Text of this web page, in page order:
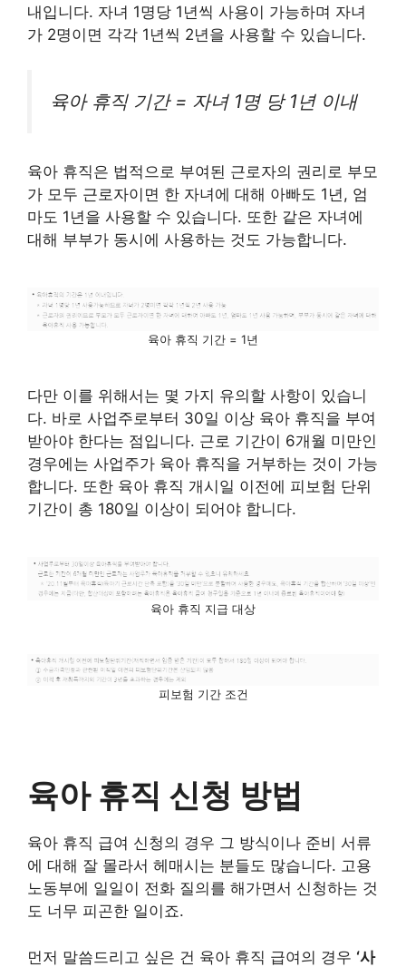
내입니다. 자녀 1명당 1년씩 사용이 가능하며 자녀
가 2명이면 각각 1년씩 2년을 사용할 수 있습니다.
육아 휴직 기간 = 자녀 1명 당 1년 이내
육아 휴직은 법적으로 부여된 근로자의 권리로 부모
가 모두 근로자이면 한 자녀에 대해 아빠도 1년, 엄
마도 1년을 사용할 수 있습니다. 또한 같은 자녀에
대해 부부가 동시에 사용하는 것도 가능합니다.
육아 휴직 기간 = 1년
다만 이를 위해서는 몇 가지 유의할 사항이 있습니
다. 바로 사업주로부터 30일 이상 육아 휴직을 부여
받아야 한다는 점입니다. 근로 기간이 6개월 미만인
경우에는 사업주가 육아 휴직을 거부하는 것이 가능
합니다. 또한 육아 휴직 개시일 이전에 피보험 단위
기간이 총 180일 이상이 되어야 합니다.
육아 휴직 지급 대상
피보험 기간 조건
육아 휴직 신청 방법
육아 휴직 급여 신청의 경우 그 방식이나 준비 서류
에 대해 잘 몰라서 헤매시는 분들도 많습니다. 고용
노동부에 일일이 전화 질의를 해가면서 신청하는 것
도 너무 피곤한 일이죠.
먼저 말씀드리고 싶은 건 육아 휴직 급여의 경우 ‘사